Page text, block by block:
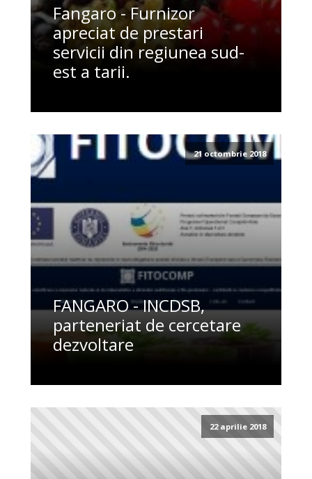
Fangaro - Furnizor
apreciat de prestari
servicii din regiunea sud-
est a tarii.
21 octombrie 2018
FANGARO - INCDSB,
parteneriat de cercetare
dezvoltare
22 aprilie 2018